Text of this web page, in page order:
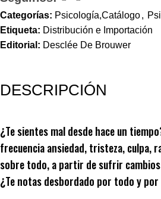
Categorías: Psicología,Catálogo,
Etiqueta: Distribución e Importación
Editorial: Desclée De Brouwer
DESCRIPCIÓN
¿Te sientes mal desde hace un
frecuencia ansiedad, tristeza, culpa,
sobre todo, a partir de sufrir
¿Te notas desbordado por todo y